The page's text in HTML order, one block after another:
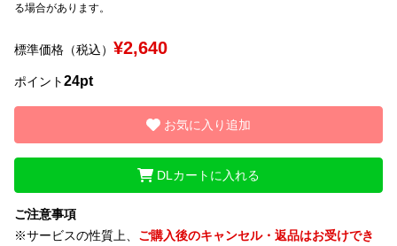
価格帯
〜
る場合があります。
標準価格（税込） ¥2,640
ポイント24pt
お気に入り追加
DLカートに入れる
ご注意事項
※サービスの性質上、 ご購入後のキャンセル・返品はお受けでき